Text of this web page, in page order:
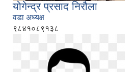
योगेन्द्र प्रसाद निरौला
वडा अध्यक्ष
९८४१०८९१३८